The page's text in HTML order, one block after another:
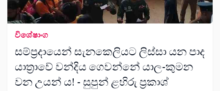
විශේෂාංග
සම්ප්‍රදායෙන් සැනකෙලියට ලිස්සා යන පාද
යාත්‍රාවේ වන්දිය ගෙවන්නේ යාල-කුමන
වන උයන් ය! - සුපුන් ළහිරු ප්‍රකාශ්